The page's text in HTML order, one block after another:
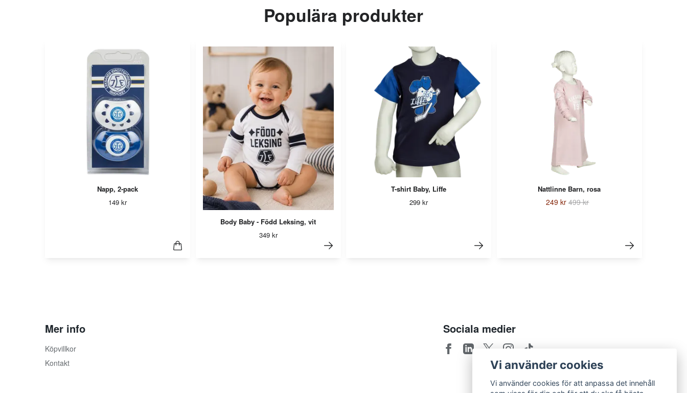
Populära produkter
Napp, 2-pack
149 kr
Body Baby - Född Leksing, vit
349 kr
T-shirt Baby, Liffe
299 kr
Nattlinne Barn, rosa
249 kr 499 kr
Mer info
Köpvillkor
Kontakt
Sociala medier
Vi använder cookies
Vi använder cookies för att anpassa det innehåll